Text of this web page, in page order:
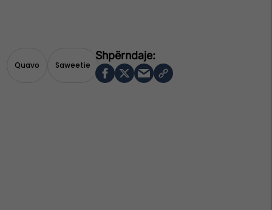
Quavo Saweetie